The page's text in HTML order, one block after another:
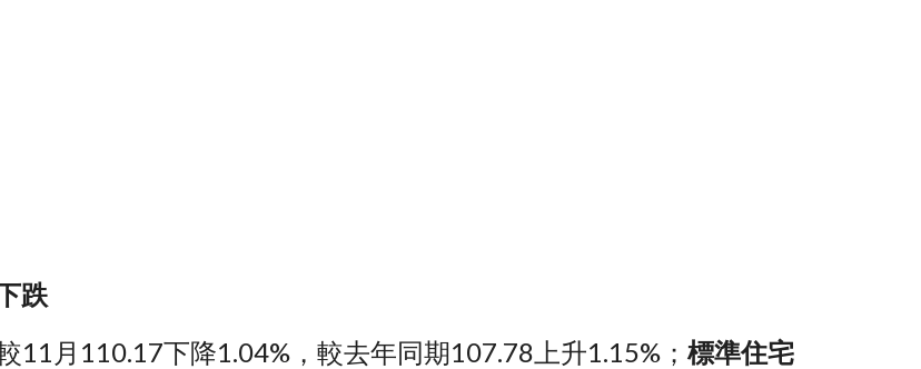
跌
月110.17下降1.04%，較去年同期107.78上升1.15%； 標準住宅